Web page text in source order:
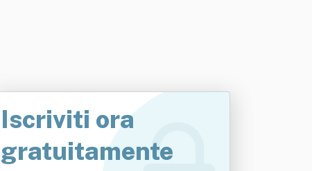
Iscriviti ora
gratuitamente